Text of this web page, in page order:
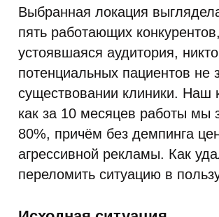
Выбранная локация
пять работающих конкурентов,
устоявшаяся аудитория,
потенциальных пациентов не
существовании клиники. Наш
как за 10 месяцев работы мы
80%, причём без демпинга
агрессивной рекламы. Как
переломить ситуацию в